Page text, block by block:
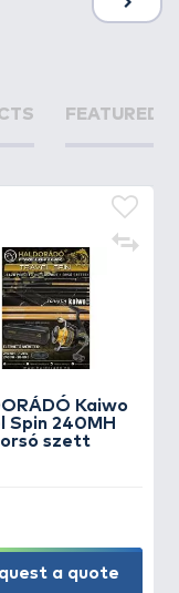
FEATURED
Kaiwo
Spin 240MH
orsó szett
a quote